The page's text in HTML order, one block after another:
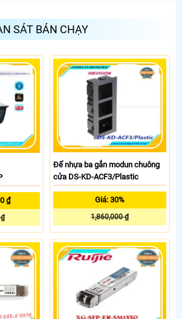
SÁT BÁN CHẠY
₫
Đế nhựa ba gắn modun chuông
cửa DS-KD-ACF3/Plastic
Giá: 30%
1,860,000 ₫